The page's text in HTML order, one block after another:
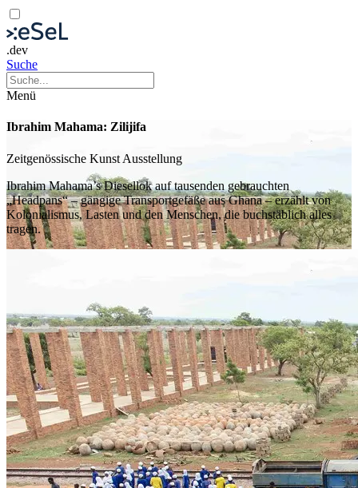
.dev
Suche
Menü
Ibrahim Mahama: Zilijifa
Zeitgenössische Kunst Ausstellung
Ibrahim Mahama’s Diesellok auf tausenden gebrauchten
„Headpans“ – gängige Transportgefäße aus Ghana – erzählt von
Kolonialismus, Lasten und den Menschen, die buchstäblich alles
tragen.